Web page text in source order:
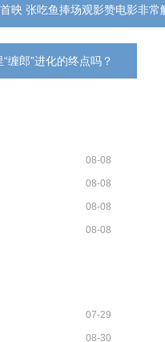
映 张吃鱼捧场观影赞电影非常
郎”进化的终点吗？
08-08
08-08
08-08
08-08
07-29
08-30